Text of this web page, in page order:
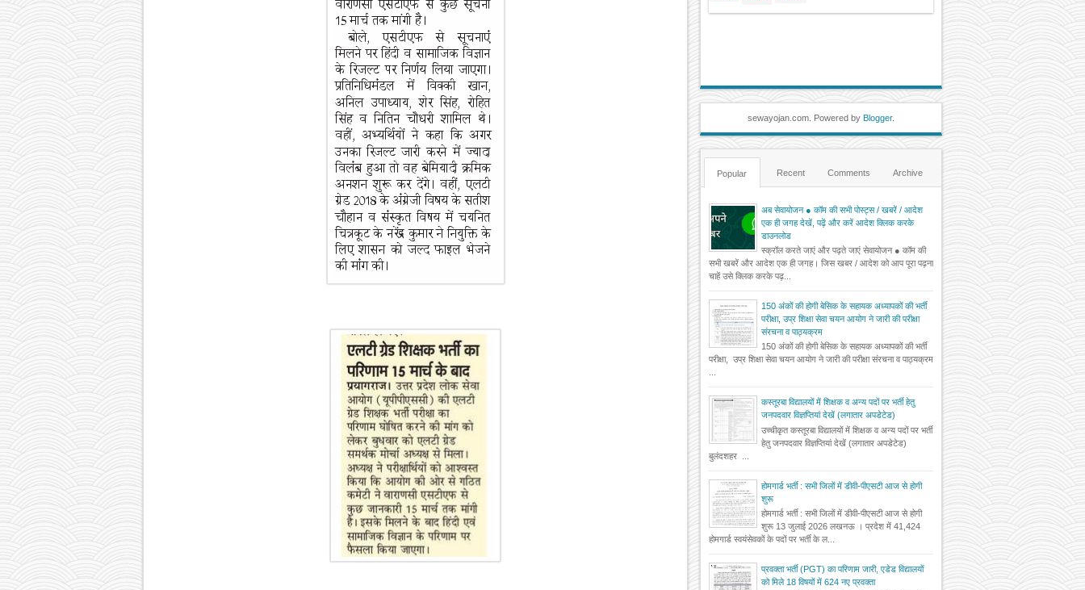
sewayojan.com. Powered by Blogger.
Popular Recent Comments Archive
अब सेवायोजन ● कॉम की सभी पोस्ट्स / खबरें / आदेश
एक ही जगह देखें, पढ़ें और करें आदेश क्लिक करके
डाउनलोड
स्क्रॉल करते जाएं और पढ़ते जाएं सेवायोजन ● कॉम की
सभी खबरें और आदेश एक ही जगह। जिस खबर / आदेश को आप पूरा पढ़ना
चाहें उसे क्लिक करके पढ़...
150 अंकों की होगी बेसिक के सहायक अध्यापकों की भर्ती
परीक्षा, उप्र शिक्षा सेवा चयन आयोग ने जारी की परीक्षा
संरचना व पाठ्यक्रम
150 अंकों की होगी बेसिक के सहायक अध्यापकों की भर्ती
परीक्षा, उप्र शिक्षा सेवा चयन आयोग ने जारी की परीक्षा संरचना व पाठ्यक्रम
कस्तूरबा विद्यालयों में शिक्षक व अन्य पदों पर भर्ती हेतु
जनपदवार विज्ञप्तियां देखें (लगातार अपडेटेड)
उच्चीकृत कस्तूरबा विद्यालयों में शिक्षक व अन्य पदों पर भर्ती
हेतु जनपदवार विज्ञप्तियां देखें (लगातार अपडेटेड)
बुलंदशहर ...
होमगार्ड भर्ती : सभी जिलों में डीवी-पीएसटी आज से होगी
शुरू
होमगार्ड भर्ती : सभी जिलों में डीवी-पीएसटी आज से होगी
शुरू 13 जुलाई 2026 लखनऊ । प्रदेश में 41,424
होमगार्ड स्वयंसेवकों के पदों पर भर्ती के ल...
प्रवक्ता भर्ती (PGT) का परिणाम जारी, एडेड विद्यालयों
को मिले 18 विषयों में 624 नए प्रवक्ता